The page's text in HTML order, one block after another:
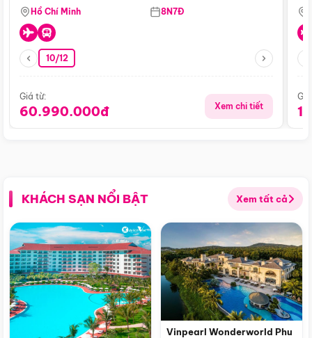
Hồ Chí Minh 8N7Đ
10/12
Giá từ:
60.990.000đ Xem chi tiết
KHÁCH SẠN NỔI BẬT Xem tất cả
Vinpearl Wonderworld Phu